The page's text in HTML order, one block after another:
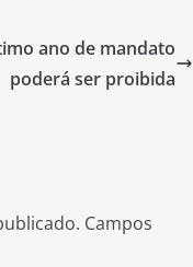
ano de mandato
poderá ser proibida
Campos